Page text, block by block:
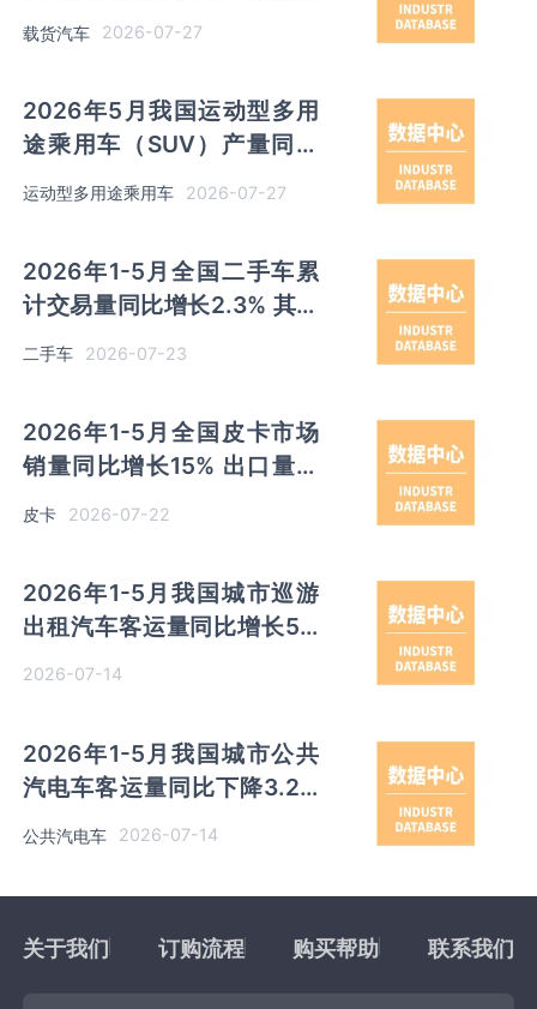
载货汽车 2026-07-27
2026年5月我国运动型多用
途乘用车（SUV）产量同比
增长13.7% 1-5月累计产量同
比增长8.9%
运动型多用途乘用车 2026-07-27
2026年1-5月全国二手车累
计交易量同比增长2.3% 其中
3-6年使用年限交易量占比
43.6%
二手车 2026-07-23
2026年1-5月全国皮卡市场
销量同比增长15% 出口量同
比增长32% 长城汽车销量以
超7万辆领先
皮卡 2026-07-22
2026年1-5月我国城市巡游
出租汽车客运量同比增长5%
2026-07-14
2026年1-5月我国城市公共
汽电车客运量同比下降3.2%
5.3%
公共汽电车 2026-07-14
关于我们 订购流程 购买帮助 联系我们